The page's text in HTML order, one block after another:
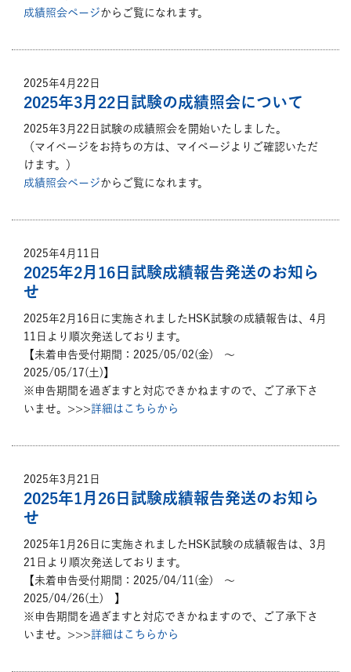
成績照会ページからご覧になれます。
2025年4月22日
2025年3月22日試験の成績照会について
2025年3月22日試験の成績照会を開始いたしました。
（マイページをお持ちの方は、マイページよりご確認いただ
けます。）
成績照会ページからご覧になれます。
2025年4月11日
2025年2月16日試験成績報告発送のお知ら
せ
2025年2月16日に実施されましたHSK試験の成績報告は、4月
11日より順次発送しております。
【未着申告受付期間：2025/05/02(金) ～
2025/05/17(土)】
※申告期間を過ぎますと対応できかねますので、ご了承下さ
いませ。>>>詳細はこちらから
2025年3月21日
2025年1月26日試験成績報告発送のお知ら
せ
2025年1月26日に実施されましたHSK試験の成績報告は、3月
21日より順次発送しております。
【未着申告受付期間：2025/04/11(金) ～
2025/04/26(土) 】
※申告期間を過ぎますと対応できかねますので、ご了承下さ
いませ。>>>詳細はこちらから